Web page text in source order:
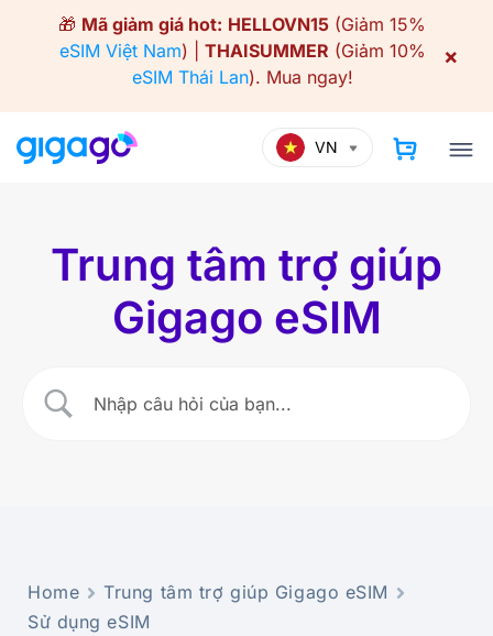
🎁 Mã giảm giá hot: HELLOVN15 (Giảm 15%
eSIM Việt Nam) | THAISUMMER (Giảm 10%
eSIM Thái Lan). Mua ngay!
×
VN
Trung tâm trợ giúp
Gigago eSIM
Home
Trung tâm trợ giúp Gigago eSIM
Sử dụng eSIM